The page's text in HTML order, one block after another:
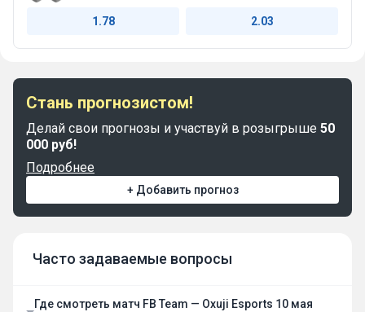
1.78 2.03
Стань прогнозистом!
Делай свои прогнозы и участвуй в розыгрыше 50
000 руб!
Подробнее
+ Добавить прогноз
Часто задаваемые вопросы
Где смотреть матч FB Team — Oxuji Esports 10 мая